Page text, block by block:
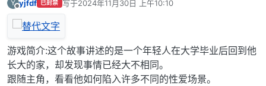
Y yjfdf 已封禁 写于2024年11月30日 上午10:10
最后由 编辑
游戏简介:这个故事讲述的是一个年轻人在大学毕业后回到他
长大的家，却发现事情已经大不相同。
跟随主角，看看他如何陷入许多不同的性爱场景。